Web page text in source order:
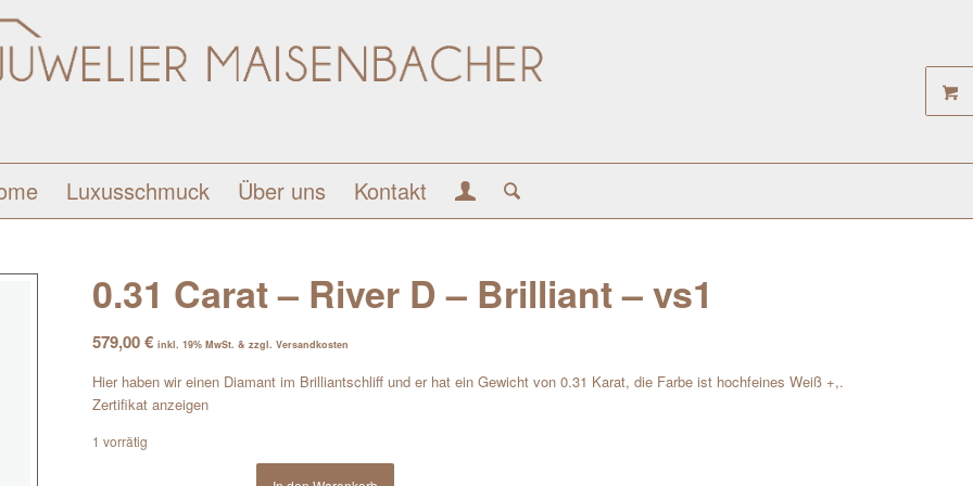
Luxusschmuck Über uns Kontakt
0.31 Carat – River D – Brilliant – vs1
579,00€ inkl. 19% MwSt. & zzgl. Versandkosten
Hier haben wir einen Diamant im Brilliantschliff und er hat ein Gewicht von 0.31 Karat, die Farbe ist hochfeines Weiß +,.
Zertifikat anzeigen
1 vorrätig